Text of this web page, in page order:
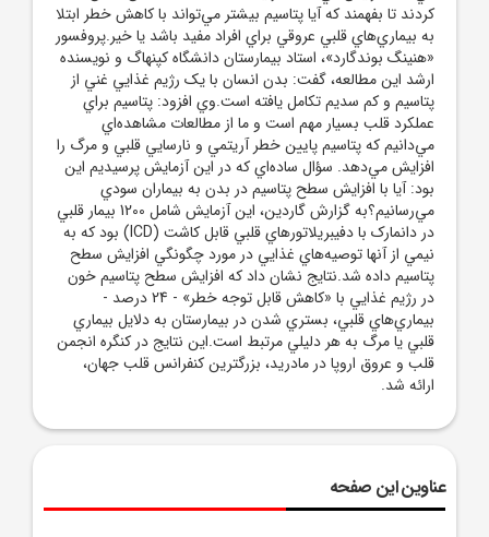
کردند تا بفهمند که آيا پتاسيم بيشتر مي‌تواند با کاهش خطر ابتلا
به بيماري‌هاي قلبي عروقي براي افراد مفيد باشد يا خير.پروفسور
«هنينگ بوندگارد»، استاد بيمارستان دانشگاه کپنهاگ و نويسنده
ارشد اين مطالعه، گفت: بدن انسان با يک رژيم غذايي غني از
پتاسيم و کم سديم تکامل يافته است.وي افزود: پتاسيم براي
عملکرد قلب بسيار مهم است و ما از مطالعات مشاهده‌اي
مي‌دانيم که پتاسيم پايين خطر آريتمي و نارسايي قلبي و مرگ را
افزايش مي‌دهد. سؤال ساده‌اي که در اين آزمايش پرسيديم اين
بود: آيا با افزايش سطح پتاسيم در بدن به بيماران سودي
مي‌رسانيم؟به گزارش گاردين، اين آزمايش شامل 1200 بيمار قلبي
در دانمارک با دفيبريلاتورهاي قلبي قابل کاشت (ICD) بود که به
نيمي از آنها توصيه‌هاي غذايي در مورد چگونگي افزايش سطح
پتاسيم داده شد.نتايج نشان داد که افزايش سطح پتاسيم خون
در رژيم غذايي با «کاهش قابل توجه خطر» - 24 درصد -
بيماري‌هاي قلبي، بستري شدن در بيمارستان به دلايل بيماري
قلبي يا مرگ به هر دليلي مرتبط است.اين نتايج در کنگره انجمن
قلب و عروق اروپا در مادريد، بزرگترين کنفرانس قلب جهان،
ارائه شد.
عناوین این صفحه